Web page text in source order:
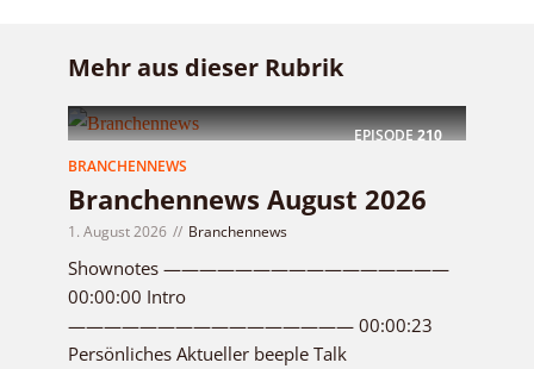
Mehr aus dieser Rubrik
EPISODE210
BRANCHENNEWS
Branchennews August 2026
1. August 2026 Branchennews
Shownotes ————————————————
00:00:00 Intro
———————————————— 00:00:23
Persönliches Aktueller beeple Talk